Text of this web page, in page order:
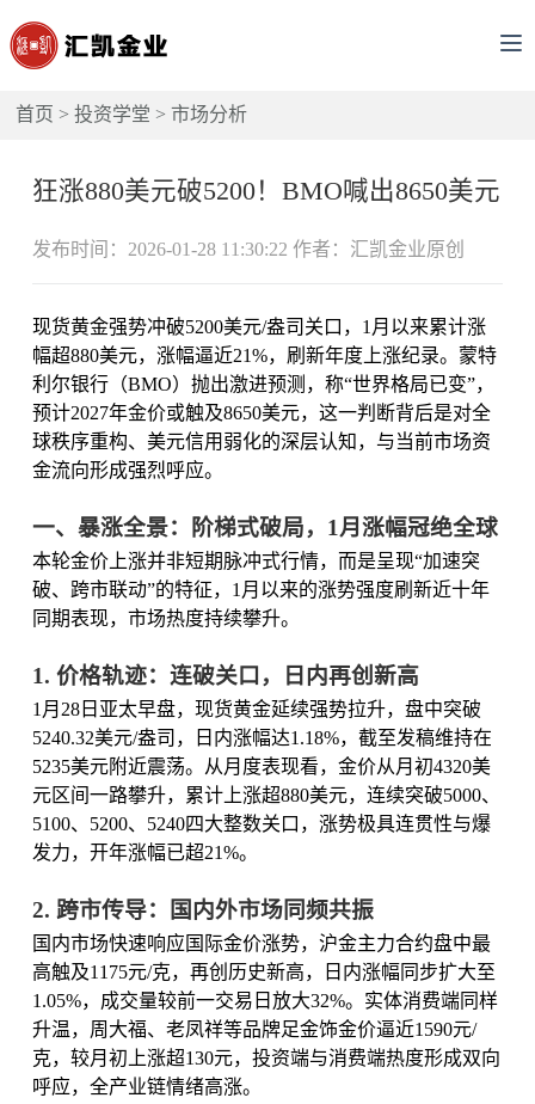
首页 >投资学堂 >市场分析
狂涨880美元破5200！BMO喊出8650美元
发布时间：2026-01-28 11:30:22 作者：汇凯金业原创
现货黄金强势冲破5200美元/盎司关口，1月以来累计涨
幅超880美元，涨幅逼近21%，刷新年度上涨纪录。蒙特
利尔银行（BMO）抛出激进预测，称“世界格局已变”，
预计2027年金价或触及8650美元，这一判断背后是对全
球秩序重构、美元信用弱化的深层认知，与当前市场资
金流向形成强烈呼应。
一、暴涨全景：阶梯式破局，1月涨幅冠绝全球
本轮金价上涨并非短期脉冲式行情，而是呈现“加速突
破、跨市联动”的特征，1月以来的涨势强度刷新近十年
同期表现，市场热度持续攀升。
1. 价格轨迹：连破关口，日内再创新高
1月28日亚太早盘，现货黄金延续强势拉升，盘中突破
5240.32美元/盎司，日内涨幅达1.18%，截至发稿维持在
5235美元附近震荡。从月度表现看，金价从月初4320美
元区间一路攀升，累计上涨超880美元，连续突破5000、
5100、5200、5240四大整数关口，涨势极具连贯性与爆
发力，开年涨幅已超21%。
2. 跨市传导：国内外市场同频共振
国内市场快速响应国际金价涨势，沪金主力合约盘中最
高触及1175元/克，再创历史新高，日内涨幅同步扩大至
1.05%，成交量较前一交易日放大32%。实体消费端同样
升温，周大福、老凤祥等品牌足金饰金价逼近1590元/
克，较月初上涨超130元，投资端与消费端热度形成双向
呼应，全产业链情绪高涨。